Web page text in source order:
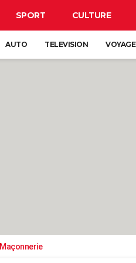
SPORT CULTURE
AUTO TELEVISION VOYAGE
Maçonnerie